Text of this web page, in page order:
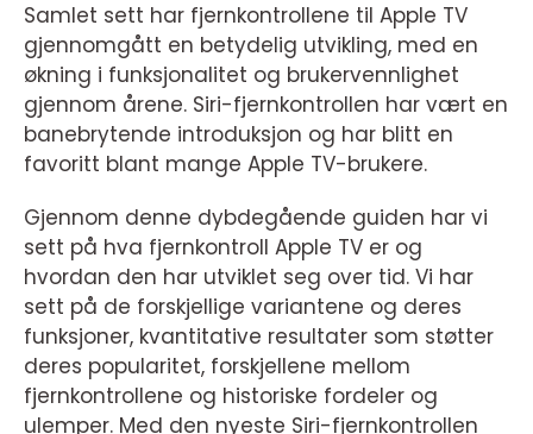
Samlet sett har fjernkontrollene til Apple TV
gjennomgått en betydelig utvikling, med en
økning i funksjonalitet og brukervennlighet
gjennom årene. Siri-fjernkontrollen har vært en
banebrytende introduksjon og har blitt en
favoritt blant mange Apple TV-brukere.
Gjennom denne dybdegående guiden har vi
sett på hva fjernkontroll Apple TV er og
hvordan den har utviklet seg over tid. Vi har
sett på de forskjellige variantene og deres
funksjoner, kvantitative resultater som støtter
deres popularitet, forskjellene mellom
fjernkontrollene og historiske fordeler og
ulemper. Med den nyeste Siri-fjernkontrollen